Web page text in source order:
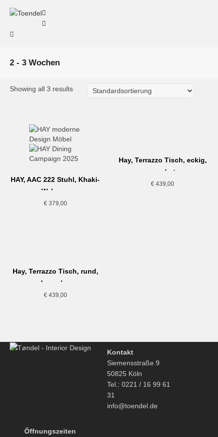
2 - 3 Wochen
Showing all 3 results
HAY, AAC 222 Stuhl, Khaki-
Walnuss
€379,00
Hay, Terrazzo Tisch, eckig,
grau/rot
€ 439,00
Hay, Terrazzo Tisch, rund,
schwarz/grau
€439,00
Kontakt
Siemensstraße 9
50825 Köln
Tel.: 0221 / 16 99 61
31
info@toendel.de
Öffnungszeiten